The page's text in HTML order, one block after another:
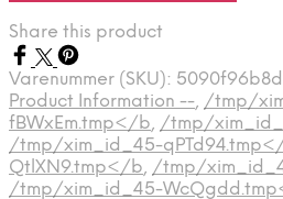
Share this product
Varenummer (SKU):
Product Information --, /tmp/
fBWxEm.tmp</b, /tmp/
/tmp/xim_id_45-
QtlXN9.tmp</b, /tmp/
/tmp/xim_id_45-